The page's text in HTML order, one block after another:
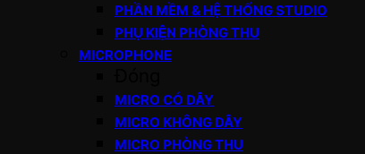
PHẦN MỀM & HỆ THỐNG STUDIO
PHỤ KIỆN PHÒNG THU
MICROPHONE
MICRO CÓ DÂY
MICRO KHÔNG DÂY
MICRO PHÒNG THU